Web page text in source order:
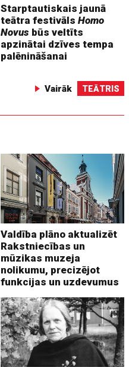
Starptautiskais jaunā
teātra festivālsHomo
Novus būs veltīts
apzinātai dzīves tempa
palēnināšanai
Vairāk TEĀTRIS
Valdība plāno aktualizēt
Rakstniecības un
mūzikas muzeja
nolikumu, precizējot
funkcijas un uzdevumus